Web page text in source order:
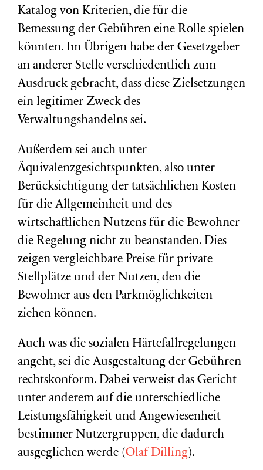
Katalog von Kriterien, die für die
Bemessung der Gebühren eine Rolle spielen
könnten. Im Übrigen habe der Gesetzgeber
an anderer Stelle verschiedentlich zum
Ausdruck gebracht, dass diese Zielsetzungen
ein legitimer Zweck des
Verwaltungshandelns sei.
Außerdem sei auch unter
Äquivalenzgesichtspunkten, also unter
Berücksichtigung der tatsächlichen Kosten
für die Allgemeinheit und des
wirtschaftlichen Nutzens für die Bewohner
die Regelung nicht zu beanstanden. Dies
zeigen vergleichbare Preise für private
Stellplätze und der Nutzen, den die
Bewohner aus den Parkmöglichkeiten
ziehen können.
Auch was die sozialen Härtefallregelungen
angeht, sei die Ausgestaltung der Gebühren
rechtskonform. Dabei verweist das Gericht
unter anderem auf die unterschiedliche
Leistungsfähigkeit und Angewiesenheit
bestimmer Nutzergruppen, die dadurch
ausgeglichen werde (Olaf Dilling).